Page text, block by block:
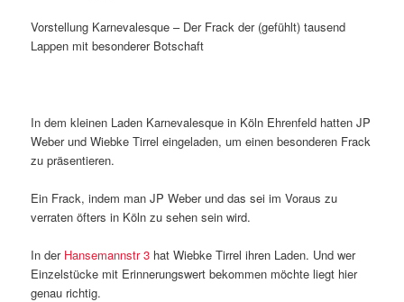
Vorstellung Karnevalesque – Der Frack der (gefühlt) tausend
Lappen mit besonderer Botschaft
In dem kleinen Laden Karnevalesque in Köln Ehrenfeld hatten JP
Weber und Wiebke Tirrel eingeladen, um einen besonderen Frack
zu präsentieren.
Ein Frack, indem man JP Weber und das sei im Voraus zu
verraten öfters in Köln zu sehen sein wird.
In der Hansemannstr 3 hat Wiebke Tirrel ihren Laden. Und wer
Einzelstücke mit Erinnerungswert bekommen möchte liegt hier
genau richtig.